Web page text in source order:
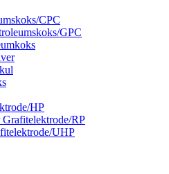
CPC
GPC
HP
RP
UHP